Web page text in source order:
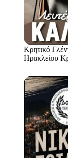
Κρητικό
Ηρακλείου